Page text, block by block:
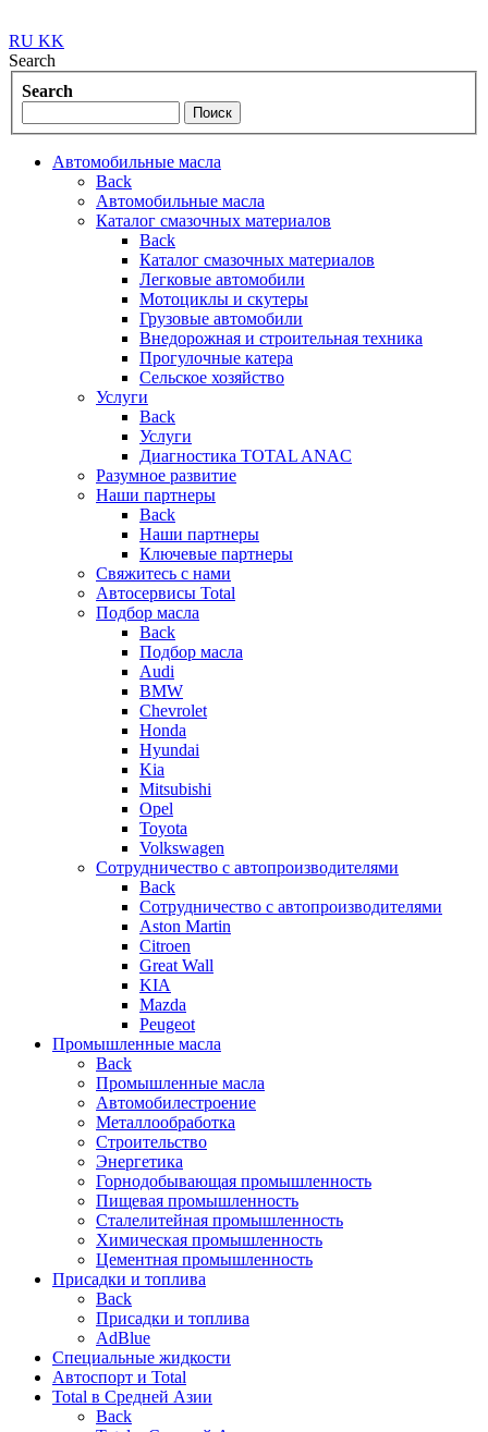
RU KK
Search
Search
Автомобильные масла
Back
Автомобильные масла
Каталог смазочных материалов
Back
Каталог смазочных материалов
Легковые автомобили
Мотоциклы и скутеры
Грузовые автомобили
Внедорожная и строительная техника
Прогулочные катера
Сельское хозяйство
Услуги
Back
Услуги
Диагностика TOTAL ANAC
Разумное развитие
Наши партнеры
Back
Наши партнеры
Ключевые партнеры
Свяжитесь с нами
Автосервисы Total
Подбор масла
Back
Подбор масла
Audi
BMW
Chevrolet
Honda
Hyundai
Kia
Mitsubishi
Opel
Toyota
Volkswagen
Сотрудничество с автопроизводителями
Back
Сотрудничество с автопроизводителями
Aston Martin
Citroen
Great Wall
KIA
Mazda
Peugeot
Промышленные масла
Back
Промышленные масла
Автомобилестроение
Металлообработка
Строительство
Энергетика
Горнодобывающая промышленность
Пищевая промышленность
Сталелитейная промышленность
Химическая промышленность
Цементная промышленность
Присадки и топлива
Back
Присадки и топлива
AdBlue
Специальные жидкости
Автоспорт и Total
Total в Средней Азии
Back